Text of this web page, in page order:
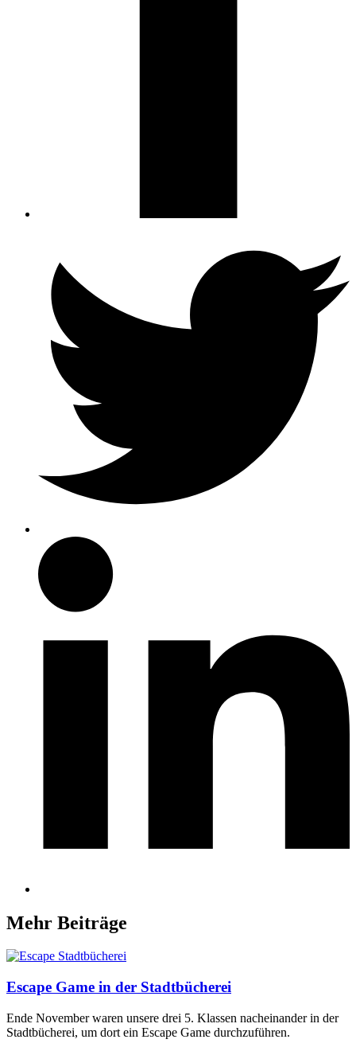
Mehr Beiträge
Escape Game in der Stadtbücherei
Ende November waren unsere drei 5. Klassen nacheinander in der
Stadtbücherei, um dort ein Escape Game durchzuführen.